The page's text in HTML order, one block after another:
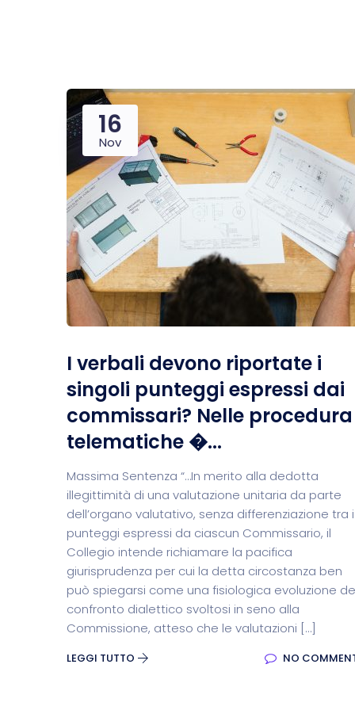
16
Nov
I verbali devono riportate i
singoli punteggi espressi dai
commissari? Nelle procedura
telematiche �...
Massima Sentenza “…In merito alla dedotta
illegittimità di una valutazione unitaria da parte
dell’organo valutativo, senza differenziazione tra i
punteggi espressi da ciascun Commissario, il
Collegio intende richiamare la pacifica
giurisprudenza per cui la detta circostanza ben
può spiegarsi come una fisiologica evoluzione
confronto dialettico svoltosi in seno alla
Commissione, atteso che le valutazioni […]
LEGGI TUTTO NO